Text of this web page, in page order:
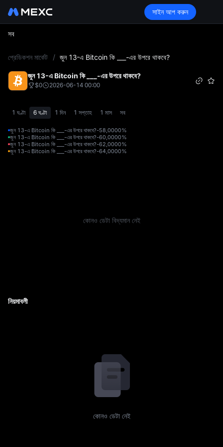
সাইন আপ করুন
সব
প্রেডিকশন মার্কেট / জুন 13-এ Bitcoin কি ___-এর উপরে থাকবে?
জুন 13-এ Bitcoin কি ___-এর উপরে থাকবে?
$0 2026-06-14 00:00
1 ঘণ্টা 6 ঘণ্টা 1 দিন 1 সপ্তাহ 1 মাস সব
জুন 13-এ Bitcoin কি ___-এর উপরে থাকবে?-58,0000%
জুন 13-এ Bitcoin কি ___-এর উপরে থাকবে?-60,0000%
জুন 13-এ Bitcoin কি ___-এর উপরে থাকবে?-62,0000%
জুন 13-এ Bitcoin কি ___-এর উপরে থাকবে?-64,0000%
কোনও ডেটা বিদ্যমান নেই
নিয়মাবলী
কোনও ডেটা নেই